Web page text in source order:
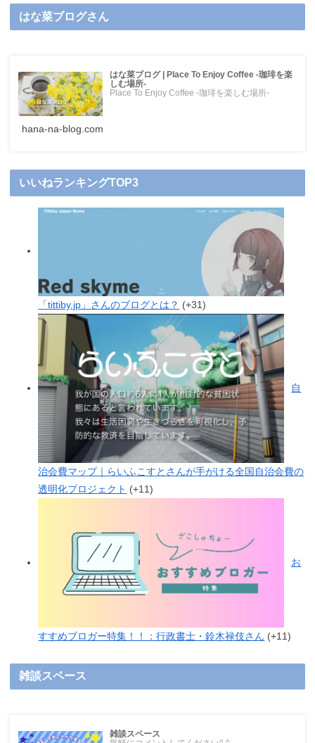
はな菜ブログさん
はな菜ブログ | Place To Enjoy Coffee -珈琲を楽
しむ場所-
Place To Enjoy Coffee -珈琲を楽しむ場所-
hana-na-blog.com
いいねランキングTOP3
「tittiby.jp」さんのブログとは？ +31
自
治会費マップ｜らいふこすとさんが手がける全国自治会費の
透明化プロジェクト
+11
お
すすめブロガー特集！！：行政書士・鈴木禄伎さん +11
雑談スペース
雑談スペース